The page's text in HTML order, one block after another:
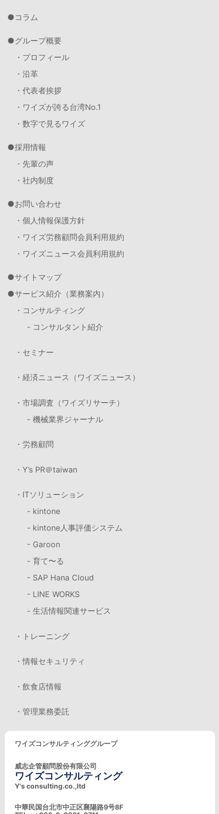
コラム
グループ概要
・プロフィール
・沿革
・代表者挨拶
・ワイズが誇る台湾No.1
・数字で見るワイズ
採用情報
・先輩の声
・社内制度
お問い合わせ
・個人情報保護方針
・ワイズ労務顧問会員利用規約
・ワイズニュース会員利用規約
サイトマップ
サービス紹介（業務案内）
・コンサルティング
- コンサルタント紹介
・セミナー
・経済ニュース（ワイズニュース）
・市場調査（ワイズリサーチ）
- 機械業界ジャーナル
・労務顧問
・Y’s PR＠taiwan
・ITソリューション
- kintone
- kintone人事評価システム
- Garoon
- 育て〜る
- SAP Hana Cloud
- LINE WORKS
- 生活情報関連サービス
・トレーニング
・情報セキュリティ
・飲食店情報
・管理業務委託
ワイズコンサルティンググループ
威志企管顧問股份有限公司
ワイズコンサルティング
Y's consulting.co.,ltd
中華民国台北市中正区襄陽路9号8F